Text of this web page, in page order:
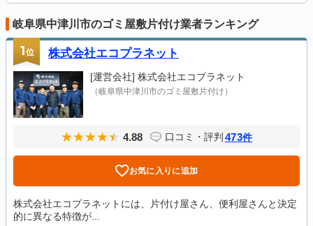
岐阜県中津川市のゴミ屋敷片付け業者ランキング
1位 株式会社エコプラネット
[運営会社] 株式会社エコプラネット
（岐阜県中津川市のゴミ屋敷片付け）
4.88 口コミ・評判 473件
お気に入りに追加
株式会社エコプラネットには、片付け屋さん、便利屋さんと決定
的に異なる特徴が...